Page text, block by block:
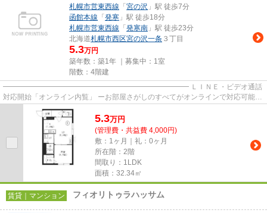
札幌市営東西線 「 宮の沢 」駅 徒歩7分
函館本線 「 発寒 」駅 徒歩18分
札幌市営東西線 「 発寒南 」駅 徒歩23分
北海道札幌市西区宮の沢一条 ３丁目
5.3万円
築年数：築1年 ｜募集中： 1室
階数：4階建
━━━━━━━━━━━━━━━━━━━━━━━━━━ ＬＩＮＥ・ビデオ通話
対応開始「オンライン内覧」 ーお部屋さがしのすべてがオンラインで対応可能ー
━━━━━━━━━━━━━━━━━━━━━━━━━━ スマートフォンだけで
5.3万円
(管理費・共益費 4,000円)
敷：1ヶ月｜礼：0ヶ月
所在階：2階
間取り：1LDK
面積：32.34㎡
賃貸｜マンション フィオリトゥラハッサム